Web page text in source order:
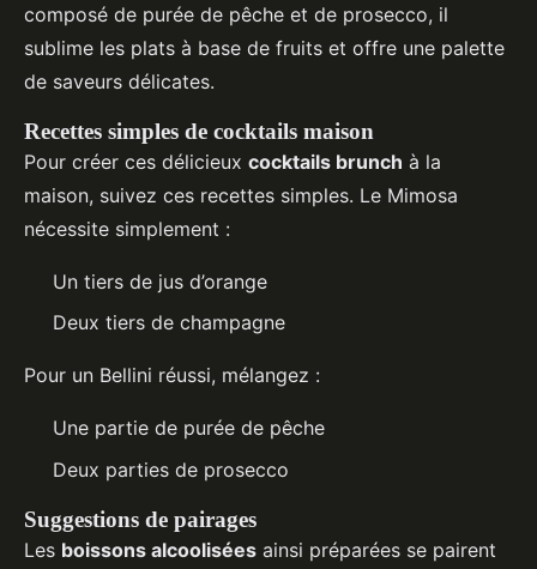
composé de purée de pêche et de prosecco, il
sublime les plats à base de fruits et offre une palette
de saveurs délicates.
Recettes simples de cocktails maison
Pour créer ces délicieux cocktails brunch à la
maison, suivez ces recettes simples. Le Mimosa
nécessite simplement :
Un tiers de jus d’orange
Deux tiers de champagne
Pour un Bellini réussi, mélangez :
Une partie de purée de pêche
Deux parties de prosecco
Suggestions de pairages
Les boissons alcoolisées ainsi préparées se pairent